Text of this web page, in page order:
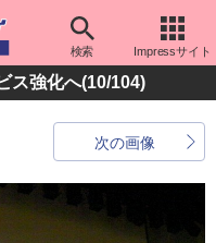
検索 Impressサイト
ス強化へ(10/104)
次の画像